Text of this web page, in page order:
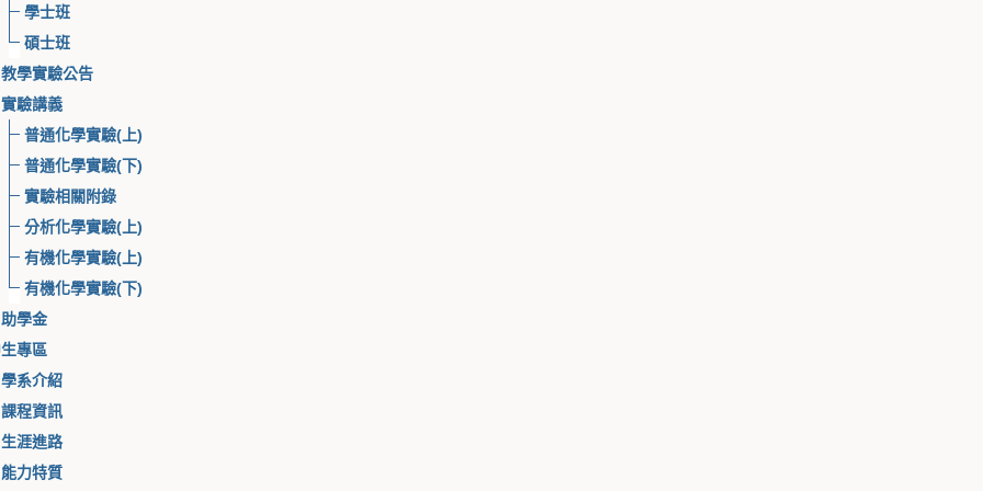
學士班
碩士班
教學實驗公告
實驗講義
普通化學實驗(上)
普通化學實驗(下)
實驗相關附錄
分析化學實驗(上)
有機化學實驗(上)
有機化學實驗(下)
學金
專區
學系介紹
課程資訊
生涯進路
能力特質